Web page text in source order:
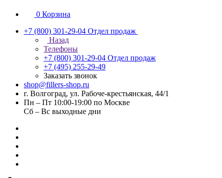
0 Корзина
+7 (800) 301-29-04 Отдел продаж
Назад
Телефоны
+7 (800) 301-29-04 Отдел продаж
+7 (495) 255-29-49
Заказать звонок
shop@fillers-shop.ru
г. Волгоград, ул. Рабоче-крестьянская, 44/1
Пн – Пт 10:00-19:00 по Москве
Сб – Вс выходные дни